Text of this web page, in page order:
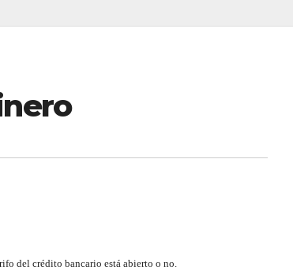
del crédito bancario está abierto o no.